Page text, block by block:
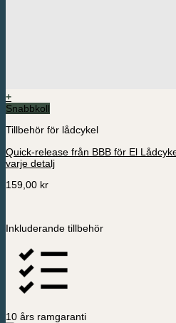
+
Snabbkoll
Tillbehör för lådcykel
Quick-release från BBB för El
varje detalj
159,00 kr
Inkluderande tillbehör
10 års ramgaranti